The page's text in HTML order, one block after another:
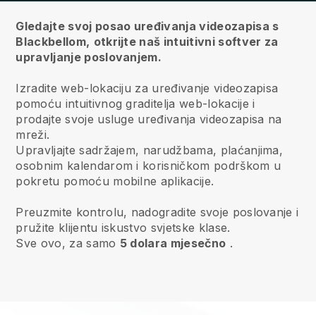
Gledajte svoj posao uređivanja videozapisa s
Blackbellom, otkrijte naš intuitivni softver za
upravljanje poslovanjem.
Izradite web-lokaciju za uređivanje videozapisa
pomoću intuitivnog graditelja web-lokacije i
prodajte svoje usluge uređivanja videozapisa na
mreži.
Upravljajte sadržajem, narudžbama, plaćanjima,
osobnim kalendarom i korisničkom podrškom u
pokretu pomoću mobilne aplikacije.
Preuzmite kontrolu, nadogradite svoje poslovanje i
pružite klijentu iskustvo svjetske klase.
Sve ovo, za samo 5 dolara mjesečno .